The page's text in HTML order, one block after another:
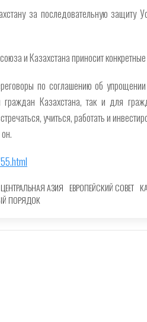
за последовательную защиту
и Казахстана приносит
по соглашению об
Казахстана, так и для
учиться, работать и
ЦЕНТРАЛЬНАЯ АЗИЯ ЕВРОПЕЙСКИЙ СОВЕТ
ПОРЯДОК